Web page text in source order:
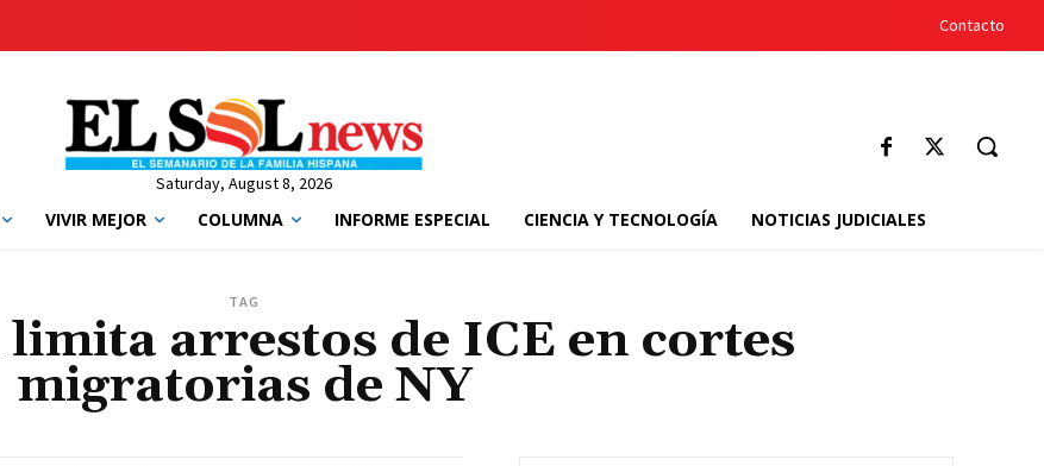
Contacto
Saturday, August 8, 2026
VIVIR MEJOR COLUMNA INFORME ESPECIAL CIENCIA Y TECNOLOGÍA NOTICIAS JUDICIALES
TAG
arrestos de ICE en cortes
migratorias de NY